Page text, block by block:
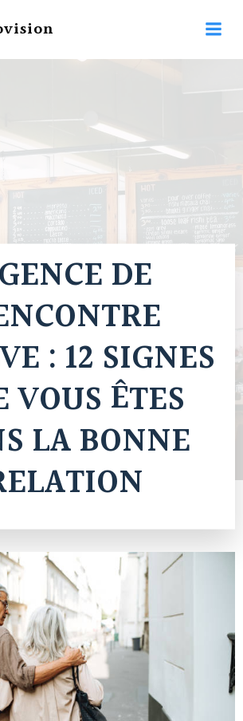
DE
: 12 SIGNES
VOUS ÊTES
LA BONNE